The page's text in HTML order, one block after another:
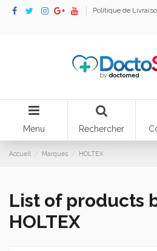
Politique de
Menu Rechercher
Accueil Marques HOLTEX
List of products
HOLTEX